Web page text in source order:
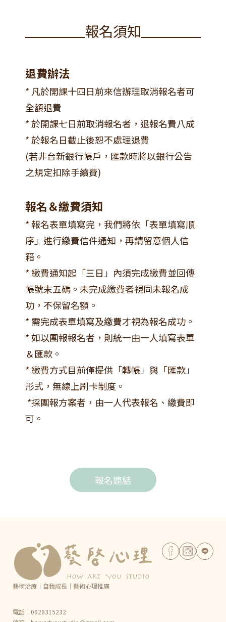
報名須知
退費辦法
* 凡於開課十四日前來信辦理取消報名者可
全額退費
* 於開課七日前取消報名者，退報名費八成
* 於報名日截止後恕不處理退費
(若非台新銀行帳戶，匯款時將以銀行公告
之規定扣除手續費)
報名＆繳費須知
* 報名表單填寫完，我們將依「表單填寫順
序」進行繳費信件通知，再請留意個人信
箱。
* 繳費通知起「三日」內須完成繳費並回傳
帳號末五碼。未完成繳費者視同未報名成
功，不保留名額。
* 需完成表單填寫及繳費才視為報名成功。
* 如以團報報名者，則統一由一人填寫表單
＆匯款。
* 繳費方式目前僅提供「轉帳」與「匯款」
形式，無線上刷卡制度。
*採團報方案者，由一人代表報名、繳費即
可。
報名連結
藝術治療｜自我成長｜藝術心理推廣
電話｜0928315232